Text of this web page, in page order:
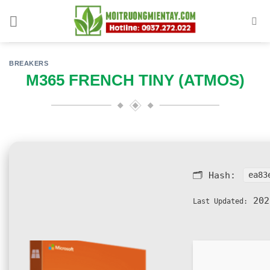
BREAKERS
M365 FRENCH TINY (ATMOS)
🗂 Hash:
Last Updated: